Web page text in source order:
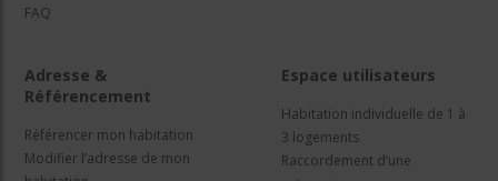
FAQ
Adresse &
Référencement
Référencer mon habitation
Modifier l’adresse de mon
Espace utilisateurs
Habitation individuelle de 1 à
3 logements
Raccordement d’une